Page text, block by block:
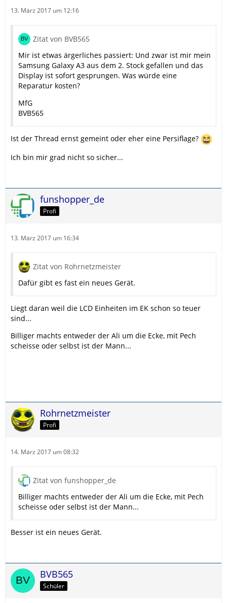
13. März 2017 um 12:16
Zitat von BVB565
Mir ist etwas ärgerliches passiert: Und zwar ist mir mein
Samsung Galaxy A3 aus dem 2. Stock gefallen und das
Display ist sofort gesprungen. Was würde eine
Reparatur kosten?
MfG
BVB565
Ist der Thread ernst gemeint oder eher eine Persiflage?
Ich bin mir grad nicht so sicher...
funshopper_de
Profi
13. März 2017 um 16:34
Zitat von Rohrnetzmeister
Dafür gibt es fast ein neues Gerät.
Liegt daran weil die LCD Einheiten im EK schon so teuer
sind...
Billiger machts entweder der Ali um die Ecke, mit Pech
scheisse oder selbst ist der Mann...
Rohrnetzmeister
Profi
14. März 2017 um 08:32
Zitat von funshopper_de
Billiger machts entweder der Ali um die Ecke, mit Pech
scheisse oder selbst ist der Mann...
Besser ist ein neues Gerät.
BVB565
Schüler